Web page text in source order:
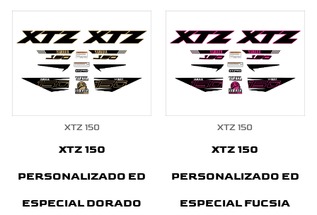
XTZ 150
XTZ 150
PERSONALIZADO ED
ESPECIAL DORADO
XTZ 150
XTZ 150
PERSONALIZADO ED
ESPECIAL FUCSIA